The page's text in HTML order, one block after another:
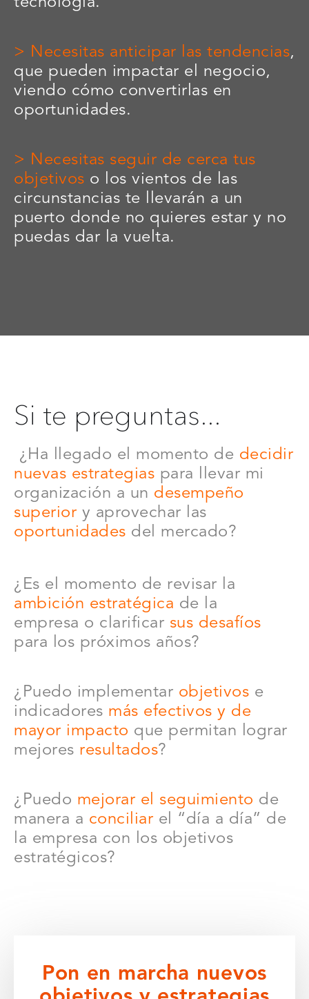
> Necesitas anticipar las tendencias,
que pueden impactar el negocio,
viendo cómo convertirlas en
oportunidades.
> Necesitas seguir de cerca tus
objetivos o los vientos de las
circunstancias te llevarán a un
puerto donde no quieres estar y no
puedas dar la vuelta.
Si te preguntas...
¿Ha llegado el momento de decidir
nuevas estrategias para llevar mi
organización a un desempeño
superior y aprovechar las
oportunidades del mercado?
¿Es el momento de revisar la
ambición estratégica de la
empresa o clarificar sus desafíos
para los próximos años?
¿Puedo implementar objetivos e
indicadores más efectivos y de
mayor impacto que permitan lograr
mejores resultados?
¿Puedo mejorar el seguimiento de
manera a conciliar el “día a día” de
la empresa con los objetivos
estratégicos?
Pon en marcha nuevos